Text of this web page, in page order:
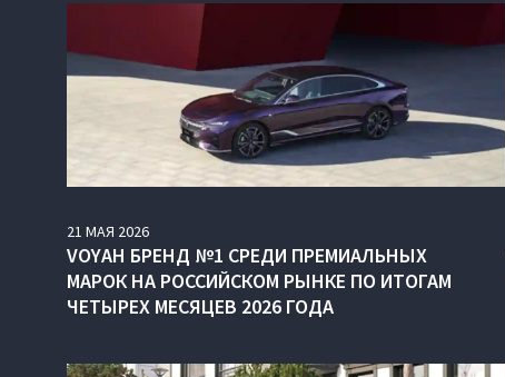
21 МАЯ 2026
VOYAH БРЕНД №1 СРЕДИ ПРЕМИАЛЬНЫХ
МАРОК НА РОССИЙСКОМ РЫНКЕ ПО ИТОГАМ
ЧЕТЫРЕХ МЕСЯЦЕВ 2026 ГОДА